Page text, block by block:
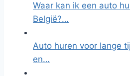
Waar kan ik een auto
België?…
Auto huren voor lange
en…